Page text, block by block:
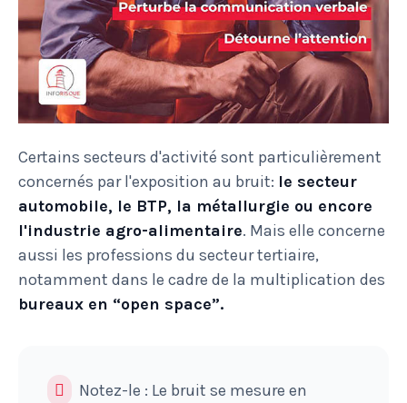
Certains secteurs d'activité sont particulièrement
concernés par l'exposition au bruit: le secteur
automobile, le BTP, la métallurgie ou encore
l'industrie agro-alimentaire. Mais elle concerne
aussi les professions du secteur tertiaire,
notamment dans le cadre de la multiplication des
bureaux en “open space”.
Notez-le : Le bruit se mesure en